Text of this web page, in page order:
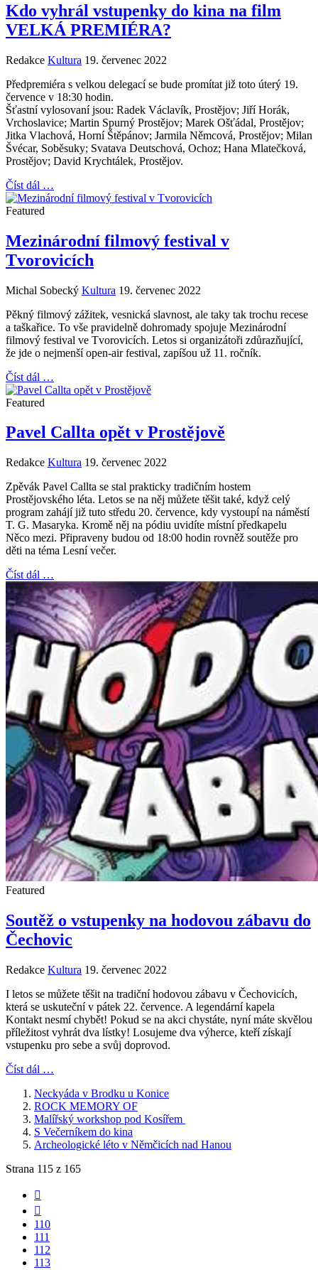
Kdo vyhrál vstupenky do kina na film
VELKÁ PREMIÉRA?
Redakce Kultura 19. červenec 2022
Předpremiéra s velkou delegací se bude promítat již toto úterý 19.
července v 18:30 hodin.
Šťastní vylosovaní jsou: Radek Václavík, Prostějov; Jiří Horák,
Vrchoslavice; Martin Spurný Prostějov; Marek Ošťádal, Prostějov;
Jitka Vlachová, Horní Štěpánov; Jarmila Němcová, Prostějov; Milan
Švécar, Soběsuky; Svatava Deutschová, Ochoz; Hana Mlatečková,
Prostějov; David Krychtálek, Prostějov.
Číst dál …
Featured
Mezinárodní filmový festival v
Tvorovicích
Michal Sobecký Kultura 19. červenec 2022
Pěkný filmový zážitek, vesnická slavnost, ale taky tak trochu recese
a taškařice. To vše pravidelně dohromady spojuje Mezinárodní
filmový festival ve Tvorovicích. Letos si organizátoři zdůrazňující,
že jde o nejmenší open-air festival, zapíšou už 11. ročník.
Číst dál …
Featured
Pavel Callta opět v Prostějově
Redakce Kultura 19. červenec 2022
Zpěvák Pavel Callta se stal prakticky tradičním hostem
Prostějovského léta. Letos se na něj můžete těšit také, když celý
program zahájí již tuto středu 20. července, kdy vystoupí na náměstí
T. G. Masaryka. Kromě něj na pódiu uvidíte místní předkapelu
Něco mezi. Připraveny budou od 18:00 hodin rovněž soutěže pro
děti na téma Lesní večer.
Číst dál …
Featured
Soutěž o vstupenky na hodovou zábavu do
Čechovic
Redakce Kultura 19. červenec 2022
I letos se můžete těšit na tradiční hodovou zábavu v Čechovicích,
která se uskuteční v pátek 22. července. A legendární kapela
Kontakt nesmí chybět! Pokud se na akci chystáte, nyní máte skvělou
příležitost vyhrát dva lístky! Losujeme dva výherce, kteří získají
vstupenku pro sebe a svůj doprovod.
Číst dál …
Neckyáda v Brodku u Konice
ROCK MEMORY OF
Malířský workshop pod Kosířem
S Večerníkem do kina
Archeologické léto v Němčicích nad Hanou
Strana 115 z 165
110
111
112
113